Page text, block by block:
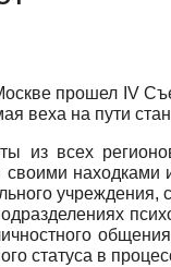
прошел IV
веха на пути
из всех
своими
статуса в